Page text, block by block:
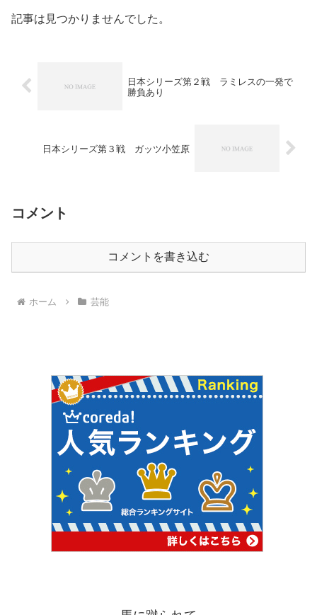
記事は見つかりませんでした。
日本シリーズ第２戦 ラミレスの一発で
勝負あり
日本シリーズ第３戦 ガッツ小笠原
コメント
コメントを書き込む
ホーム 芸能